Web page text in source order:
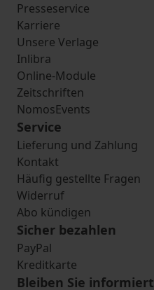
Presseservice
Karriere
Unsere Verlage
Inlibra
Online-Module
Zeitschriften
NomosEvents
Service
Lieferung und Zahlung
Kontakt
Häufig gestellte Fragen
Widerruf
Abo kündigen
Sicher bezahlen
PayPal
Kreditkarte
Bleiben Sie informiert